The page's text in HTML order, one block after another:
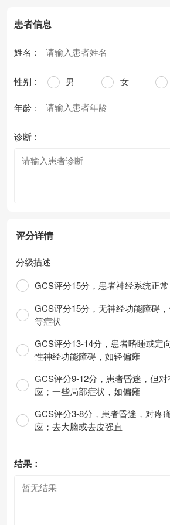
患者信息
姓名 :
性别 : 男 女
年龄 :
诊断 :
评分详情
分级描述
GCS评分15分，患者神经系统正常
GCS评分15分，无神经功能障碍
等症状
GCS评分13-14分，患者嗜睡或定
性神经功能障碍，如轻偏瘫
GCS评分9-12分，患者昏迷，但
应；一些局部症状，如偏瘫
GCS评分3-8分，患者昏迷，对疼
应；去大脑或去皮强直
结果：